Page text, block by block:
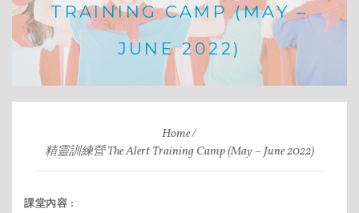
TRAINING CAMP (MAY –
JUNE 2022)
Home
精靈訓練營 The Alert Training Camp (May – June 2022)
課堂內容 :